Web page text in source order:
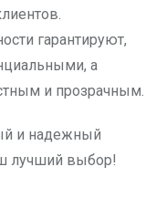
гарантируют,
а
и прозрачным.
и надежный
лучший выбор!